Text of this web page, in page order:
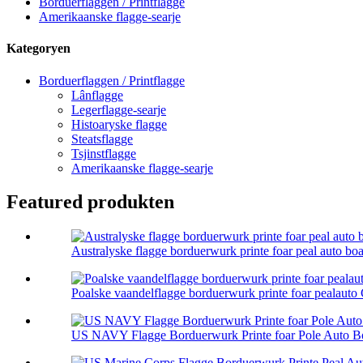
Amerikaanske flagge-searje
Kategoryen
Borduerflaggen / Printflagge
Lânflagge
Legerflagge-searje
Histoaryske flagge
Steatsflagge
Tsjinstflagge
Amerikaanske flagge-searje
Featured produkten
Australyske flagge borduerwurk printe foar peal auto
Poalske vaandelflagge borduerwurk printe foar pealauto
US NAVY Flagge Borduerwurk Printe foar Pole Auto